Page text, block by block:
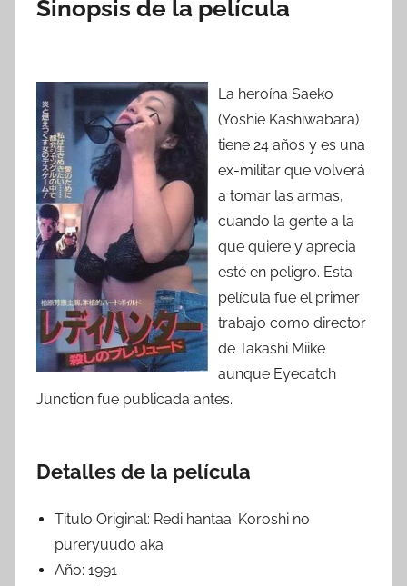
r
Sinopsis de la película
La heroína Saeko
(Yoshie Kashiwabara)
tiene 24 años y es una
ex-militar que volverá
a tomar las armas,
cuando la gente a la
que quiere y aprecia
esté en peligro. Esta
película fue el primer
trabajo como director
de Takashi Miike
aunque Eyecatch
Junction fue publicada antes.
Detalles de la película
Titulo Original: Redi hantaa: Koroshi no
pureryuudo aka
Año: 1991